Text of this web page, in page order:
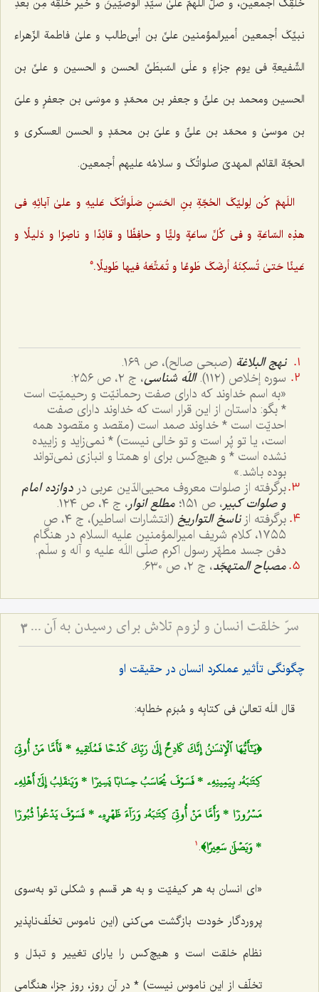
نبیِّکَ أجمعین أمیرالمؤمنین علیِّ بن أبی‌طالب و علیٰ فاطمة الزّهراء
الشّفیعةِ فی یوم جزاءٍ و علَی السّبطَیِّ الحسن و الحسین و علیِّ بن
الحسین ومحمد بن علیٍّ و جعفر بن محمّدٍ و موسَی بن جعفرٍ و علیّ
بن موسیٰ و محمّد بن علیٍّ و علیّ بن محمّدٍ و الحسن العسکری و
الحجّة القائم المهدیّ صلواتُکَ و سلامُه علیهم أجمعین.
اللَهمّ کُن لِولیّکَ الحُجّةِ بنِ الحَسَنِ صَلَواتُکَ عَلیهِ و علیٰ آبائِهِ فی
هذِه السّاعَةِ و فی کُلِّ ساعَةٍ ولیًّا و حافِظًا و قائِدًا و ناصِرًا و دَلیلًا و
عَینًا حَتیٰ تُسکِنَهُ أرضَکَ طَوعًا و تُمَتِّعَهُ فیها طَویلًا.5
نهج البلاغة (صبحی صالح)، ص ١٦٩.
سوره إخلاص (١١٢).
اللَه شناسی، ج ٢، ص ٢٥٦:
«به اسم خداوند که دارای صفت رحمانیّت و رحیمیّت است
* بگو: داستان از این قرار است که خداوند دارای صفت
احدیّت است * خداوند صمد است (مقصد و مقصود همه
است، یا تو پُر است و تو خالی نیست) * نمی‌زاید و زاییده
نشده است * و هیچ‌کس برای او همتا و انبازی نمی‌تواند
بوده باشد.»
برگرفته از صلوات معروف محیی‌الدّین عربی در دوازده امام
و صلوات کبیر، ص ١٥١؛ مطلع انوار، ج ٤، ص ١٢٤.
برگرفته ازناسخ التواریخ
(انتشارات اساطیر)، ج ٤، ص
١٧٥٥، کلام شریف امیرالمؤمنین علیه السلام در هنگام
دفن جسد مطهّر رسول اکرم صلّی اللَه علیه و آله و سلّم.
مصباح المتهجّد، ج ٢، ص ٦٣٠.
سرّ خلقت انسان و لزوم تلاش برای رسیدن به آن - تفاوت نگرش اولیا و دیگران به دنیا. 3
چگونگی تأثیر عملکرد انسان در حقیقت او
قال اللَه تعالیٰ فی کتابِه و مُبرَم خطابِه:
﴿يَـٰٓأَيُّهَا ٱلۡإِنسَٰنُ إِنَّكَ كَادِحٌ إِلَىٰ رَبِّكَ كَدۡحٗا فَمُلَٰقِيهِ * فَأَمَّا مَنۡ أُوتِيَ
كِتَٰبَهُۥ بِيَمِينِهِۦ * فَسَوۡفَ يُحَاسَبُ حِسَابٗا يَسِيرٗا * وَيَنقَلِبُ إِلَىٰٓ أَهۡلِهِۦ
مَسۡرُورٗا * وَأَمَّا مَنۡ أُوتِيَ كِتَٰبَهُۥ وَرَآءَ ظَهۡرِهِۦ * فَسَوۡفَ يَدۡعُواْ ثُبُورٗا
* وَيَصۡلَىٰ سَعِيرًا﴾.
1
«ای انسان به هر کیفیّت و به هر قسم و شکلی تو به‌سوی
پروردگار خودت بازگشت می‌کنی (این ناموس تخلّف‌ناپذیر
نظام خلقت است و هیچ‌کس را یارای تغییر و تبدّل و
تخلّف از این ناموس نیست) * در آن روز، روز جزا، هنگامی